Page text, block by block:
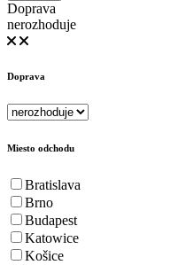
Doprava
nerozhoduje
Doprava
Miesto odchodu
Bratislava
Brno
Budapest
Katowice
Košice